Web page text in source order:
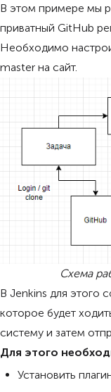
В этом примере мы
приватный GitHub
Необходимо
master на сайт.
Схема
В Jenkins для этого
которое будет
систему и затем
Для этого
Установить